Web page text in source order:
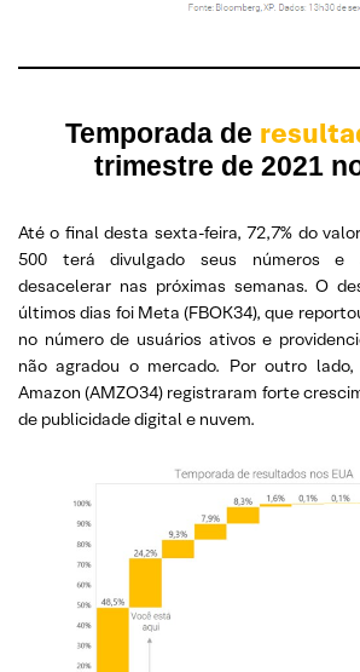
Temporada de
trimestre de 2021
Até o final desta sexta-feira, 72,7% do
500 terá divulgado seus números e
desacelerar nas próximas semanas. O
últimos dias foi Meta (FBOK34), que
no número de usuários ativos e
não agradou o mercado. Por outro lado,
Amazon (AMZO34) registraram forte
de publicidade digital e nuvem.